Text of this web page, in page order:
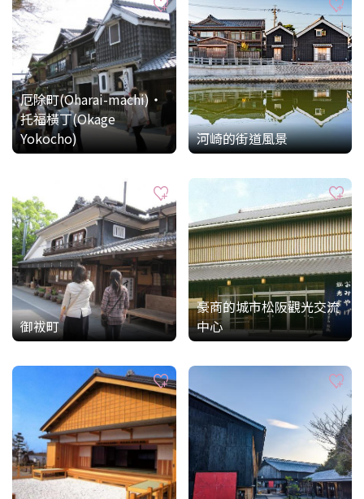
厄除町(Oharai-machi)・
托福橫丁(Okage
Yokocho)
河崎的街道風景
御袚町
豪商的城市松阪觀光交流
中心